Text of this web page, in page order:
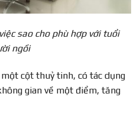
sao cho phù hợp với tuổi
ngồi
cột thuỷ tinh, có tác dụng
gian về một điểm, tăng